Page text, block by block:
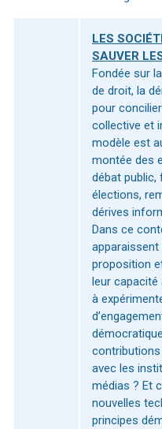
LES
SAUVER
Fondée sur
de droit, la
pour
collective et
modèle est
montée des
débat public,
élections,
dérives
Dans ce
proposition
leur capacité
à
contributions
avec les
médias ? Et
nouvelles
principes